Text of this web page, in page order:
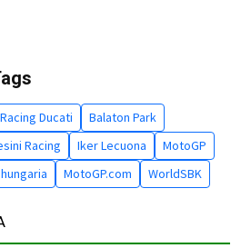
Ducati
Balaton Park
Racing Iker Lecuona
MotoGP
MotoGP.com WorldSBK